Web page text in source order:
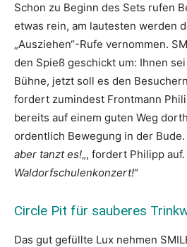
Schon zu Beginn des Sets rufen
etwas rein, am lautesten werden
„Ausziehen“-Rufe vernommen.
den Spieß geschickt um: Ihnen
Bühne, jetzt soll es den
fordert zumindest Frontmann
bereits auf einem guten Weg
ordentlich Bewegung in der Bude.
aber tanzt es!„, fordert Philipp auf.
Waldorfschulenkonzert!“
Circle Pit für sauberes
Das gut gefüllte Lux nehmen